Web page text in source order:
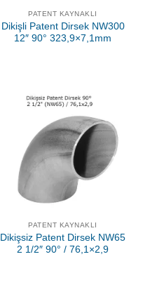
PATENT KAYNAKLI
Dikişli Patent Dirsek NW300
12″ 90° 323,9×7,1mm
PATENT KAYNAKLI
Dikişsiz Patent Dirsek NW65
2 1/2″ 90° / 76,1×2,9